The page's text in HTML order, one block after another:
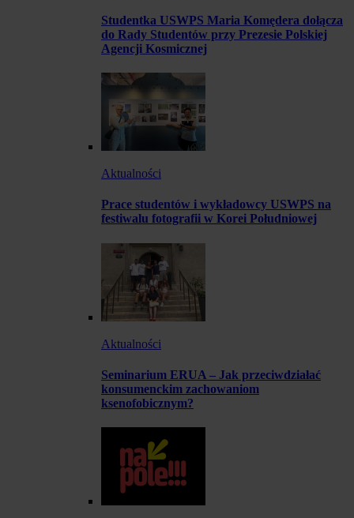
Studentka USWPS Maria Komędera dołącza
do Rady Studentów przy Prezesie Polskiej
Agencji Kosmicznej
Aktualności
Prace studentów i wykładowcy USWPS na
festiwalu fotografii w Korei Południowej
Aktualności
Seminarium ERUA – Jak przeciwdziałać
konsumenckim zachowaniom
ksenofobicznym?